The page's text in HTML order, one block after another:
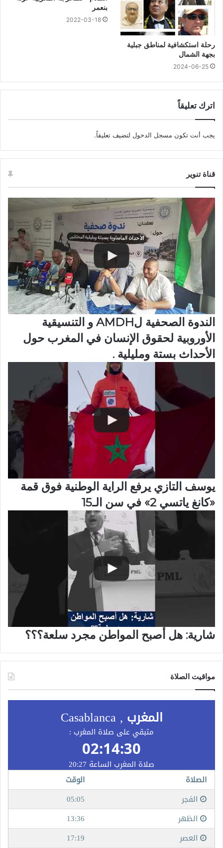
رحلة استكشافية لمناطق جبلية
بجهة الشمال
2024-06-25
بنعمر
2022-03-18
اترك تعليقاً
يجب أنت تكون مسجل الدخول لتضيف تعليقاً.
قناة تنوير
الندوة الصحفية لAMDH و التنسيقية
الأوروبية لحقوق الإنسان في المغرب حول
الأحداث بستة ومليلية .
يوسف التازي يرفع الراية الوطنية فوق قمة
«كانغ ياتسي 2» في سن الـ15
شارية: هل أصبح المواطن مجرد سلعة؟؟؟
مواقيت الصلاة